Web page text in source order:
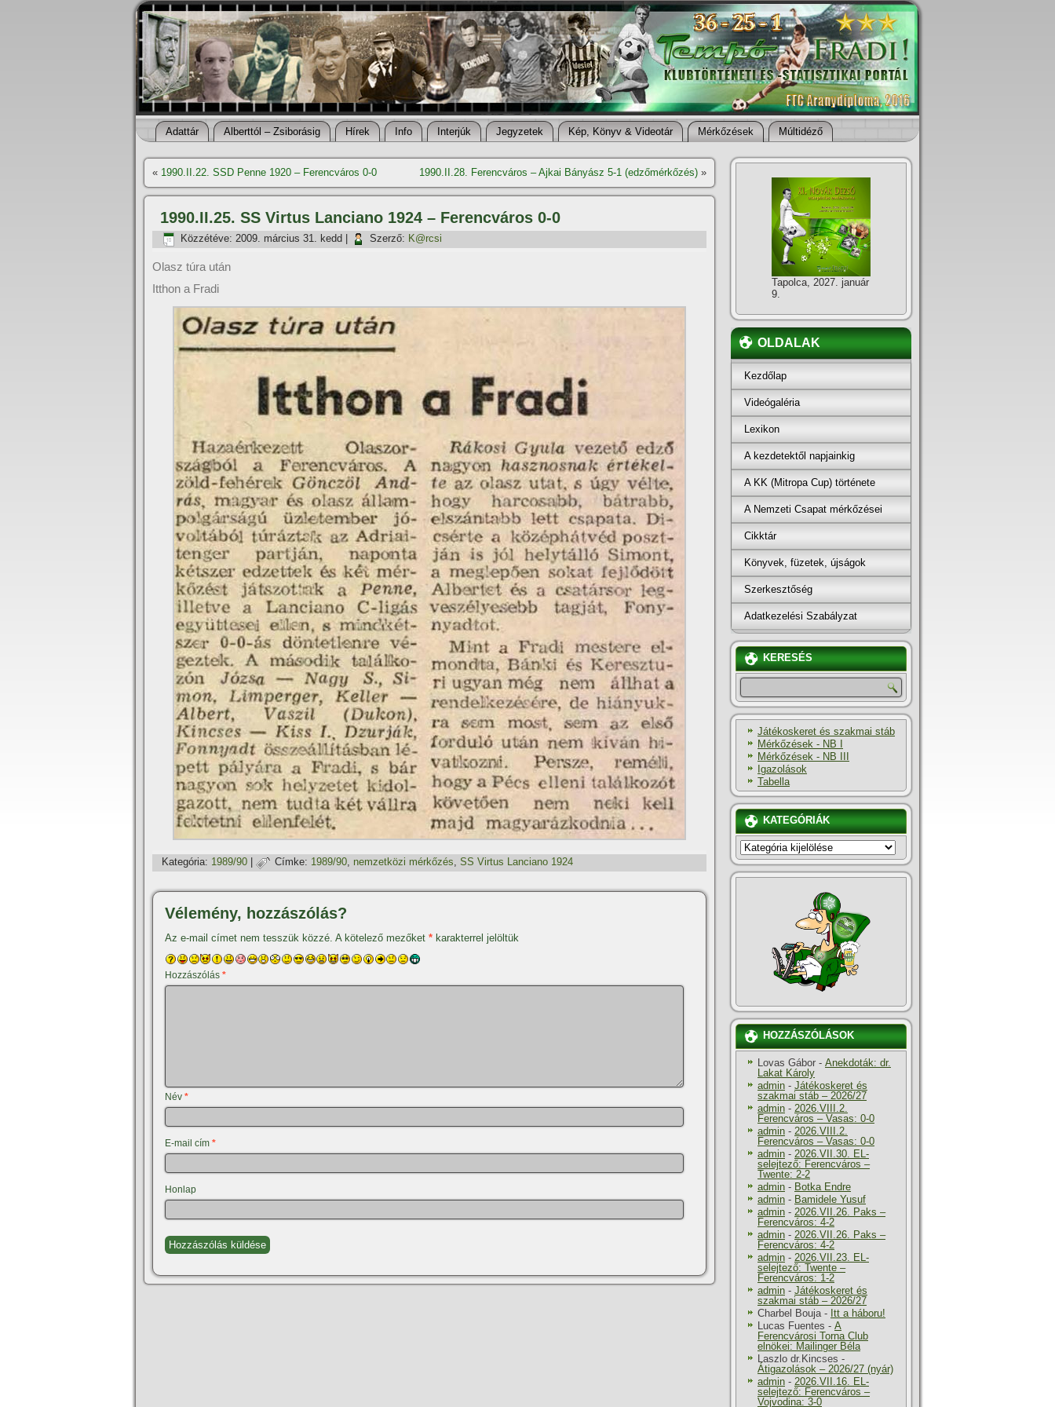
Adattár Alberttól – Zsiborásig Hí­rek Info Interjúk Jegyzetek Kép, Könyv & Videotár Mérkőzések Múltidéző
« 1990.II.22. SSD Penne 1920 – Ferencváros 0-0 1990.II.28. Ferencváros – Ajkai Bányász 5-1 (edzőmérkőzés) »
1990.II.25. SS Virtus Lanciano 1924 – Ferencváros 0-0
Közzétéve: 2009. március 31. kedd Szerző: K@rcsi
Olasz túra után
Itthon a Fradi
Kategória: 1989/90 Címke: 1989/90, nemzetközi mérkőzés, SS Virtus Lanciano 1924
Vélemény, hozzászólás?
Az e-mail címet nem tesszük közzé. A kötelező mezőket * karakterrel jelöltük
Hozzászólás *
Név *
E-mail cím *
Honlap
Tapolca, 2027. január
9.
OLDALAK
Kezdőlap
Videógaléria
Lexikon
A kezdetektől napjainkig
A KK (Mitropa Cup) története
A Nemzeti Csapat mérkőzései
Cikktár
Könyvek, füzetek, újságok
Szerkesztőség
Adatkezelési Szabályzat
KERESÉS
Játékoskeret és szakmai stáb
Mérkőzések - NB I
Mérkőzések - NB III
Igazolások
Tabella
KATEGÓRIÁK
KATEGÓRIÁK
HOZZÁSZÓLÁSOK
Lovas Gábor - Anekdoták: dr.
Lakat Károly
admin - Játékoskeret és
szakmai stáb – 2026/27
admin - 2026.VIII.2.
Ferencváros – Vasas: 0-0
admin - 2026.VIII.2.
Ferencváros – Vasas: 0-0
admin - 2026.VII.30. EL-
selejtező: Ferencváros –
Twente: 2-2
admin - Botka Endre
admin - Bamidele Yusuf
admin - 2026.VII.26. Paks –
Ferencváros: 4-2
admin - 2026.VII.26. Paks –
Ferencváros: 4-2
admin - 2026.VII.23. EL-
selejtező: Twente –
Ferencváros: 1-2
admin - Játékoskeret és
szakmai stáb – 2026/27
Charbel Bouja- Itt a háboru!
Lucas Fuentes - A
Ferencvárosi Torna Club
elnökei: Mailinger Béla
Laszlo dr.Kincses -
Átigazolások – 2026/27 (nyár)
admin - 2026.VII.16. EL-
selejtező: Ferencváros –
Vojvodina: 3-0